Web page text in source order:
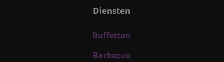
Diensten
Buffetten
Barbecue